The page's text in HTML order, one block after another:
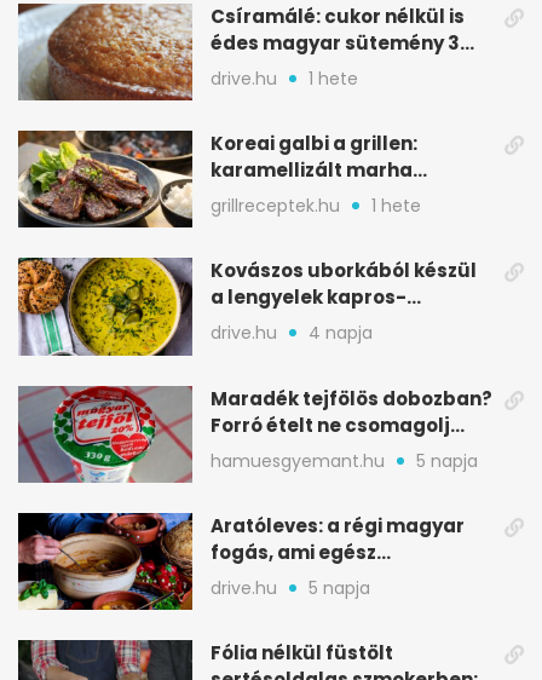
Csíramálé: cukor nélkül is
édes magyar sütemény 3
alapanyagból
drive.hu 1 hete
Koreai galbi a grillen:
karamellizált marha
rövidborda gyorsan
grillreceptek.hu 1 hete
Kovászos uborkából készül
a lengyelek kapros-
savanykás levese
drive.hu 4 napja
Maradék tejfölös dobozban?
Forró ételt ne csomagolj
ilyen tégelybe
hamuesgyemant.hu 5 napja
Aratóleves: a régi magyar
fogás, ami egész
csapatokat jóllakatott
drive.hu 5 napja
Fólia nélkül füstölt